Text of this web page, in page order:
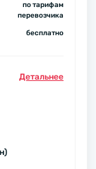
по тарифам
перевозчика
бесплатно
Детальнее